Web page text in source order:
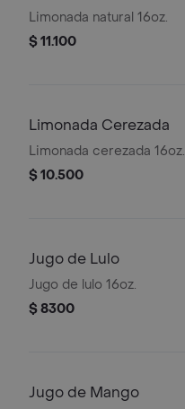
Limonada natural 16oz.
$ 11.100
Limonada Cerezada
Limonada cerezada 16oz.
$ 10.500
Jugo de Lulo
Jugo de lulo 16oz.
$ 8300
Jugo de Mango